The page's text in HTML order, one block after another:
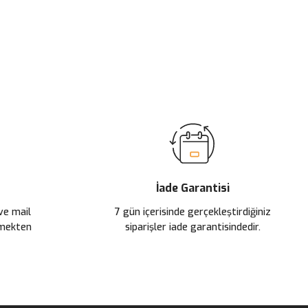
mail
İade Garantisi
7 gün içerisinde gerçekleştirdiğiniz
siparişler iade garantisindedir.